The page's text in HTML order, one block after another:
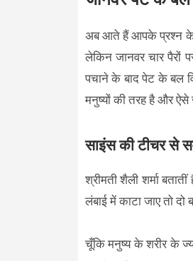
अब आते हैं आपके प्रश्न के
लेकिन जानवर चार पैरों
पचाने के बाद पेट के बल
मनुष्यों की तरह है और
साइंस की टीचर से
श्रीमती शैली शर्मा
लंबाई में काटा जाए तो दो
चूँकि मनुष्य के शरीर के